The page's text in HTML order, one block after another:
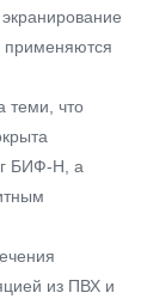
применяются
теми, что
БИФ-Н, а
из ПВХ и